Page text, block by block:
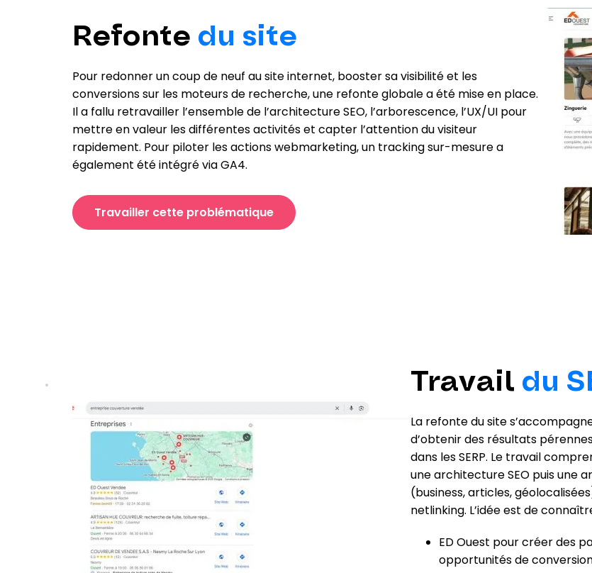
Refonte du site
Pour redonner un coup de neuf au site internet, booster sa visibilité et les
conversions sur les moteurs de recherche, une refonte globale a été mise en place.
Il a fallu retravailler l’ensemble de l’architecture SEO, l’arborescence, l’UX/UI pour
mettre en valeur les différentes activités et capter l’attention du visiteur
rapidement. Pour piloter les actions webmarketing, un tracking sur-mesure a
également été intégré via GA4.
Travailler cette problématique
Travail du
La refonte du site
d’obtenir des résultats
dans les SERP. Le travail
une architecture SEO puis une
(business, articles,
netlinking. L’idée est de
ED Ouest pour créer des
opportunités de